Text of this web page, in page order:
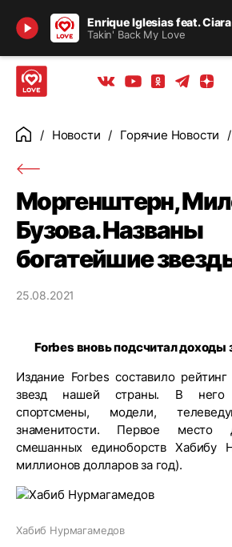
Enrique Iglesias feat. Ciara
Takin' Back My Love
Найти
Вконтакте
Youtube Телеграм
ГлавнаяНовости Горячие Новости
Моргенштерн,
Бузова. Названы
богатейшие
25.08.2021
Forbes вновь подсчитал доходы
Издание Forbes составило
звезд нашей страны. В него
спортсмены, модели,
знаменитости. Первое место
смешанных единоборств Хабибу
миллионов долларов за год).
Хабиб Нурмагамедов